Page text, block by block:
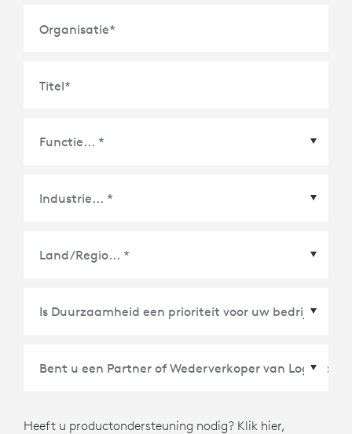
Organisatie*
Titel*
Heeft u productondersteuning nodig? Klik hier,